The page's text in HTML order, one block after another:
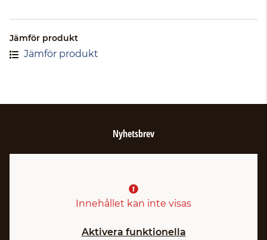
Jämför produkt
Jämför produkt
Nyhetsbrev
Innehållet kan inte visas
Aktivera funktionella